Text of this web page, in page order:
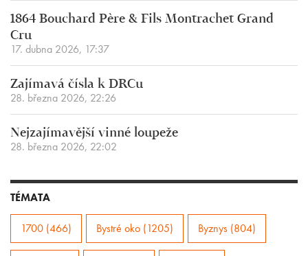
1864 Bouchard Père & Fils Montrachet Grand
Cru
17. dubna 2026, 17:37
Zajímavá čísla k DRCu
28. března 2026, 22:26
Nejzajímavější vinné loupeže
28. března 2026, 22:02
TÉMATA
1700 (466) Bystré oko (1205) Byznys (804)